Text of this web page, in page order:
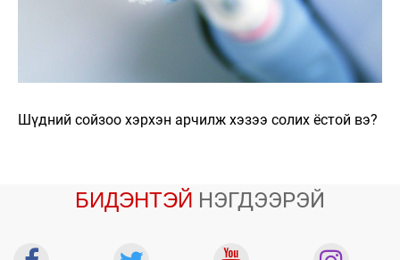
Шүдний сойзоо хэрхэн арчилж хэзээ солих ёстой вэ?
БИДЭНТЭЙ НЭГДЭЭРЭЙ